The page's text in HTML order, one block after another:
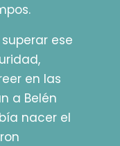
ese
en las
a Belén
nacer el